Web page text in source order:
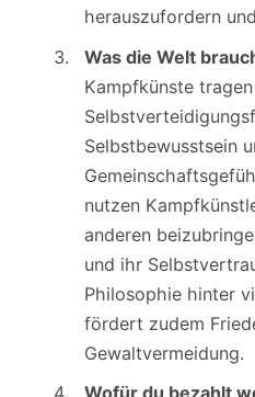
herauszufordern
Was die Welt
Kampfkünste
Selbstbewusstsein
nutzen
anderen
und ihr
Philosophie hinter
fördert zudem
Gewaltvermeidung.
Wofür du bezahlt